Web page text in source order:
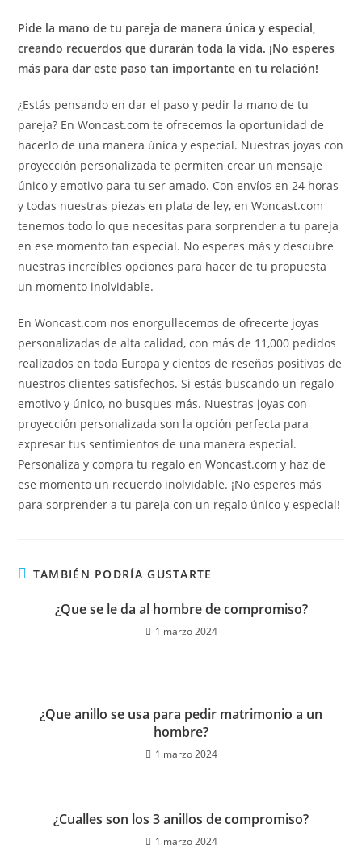
Pide la mano de tu pareja de manera única y especial,
creando recuerdos que durarán toda la vida. ¡No esperes
más para dar este paso tan importante en tu relación!
¿Estás pensando en dar el paso y pedir la mano de tu
pareja? En Woncast.com te ofrecemos la oportunidad de
hacerlo de una manera única y especial. Nuestras joyas con
proyección personalizada te permiten crear un mensaje
único y emotivo para tu ser amado. Con envíos en 24 horas
y todas nuestras piezas en plata de ley, en Woncast.com
tenemos todo lo que necesitas para sorprender a tu pareja
en ese momento tan especial. No esperes más y descubre
nuestras increíbles opciones para hacer de tu propuesta
un momento inolvidable.
En Woncast.com nos enorgullecemos de ofrecerte joyas
personalizadas de alta calidad, con más de 11,000 pedidos
realizados en toda Europa y cientos de reseñas positivas de
nuestros clientes satisfechos. Si estás buscando un regalo
emotivo y único, no busques más. Nuestras joyas con
proyección personalizada son la opción perfecta para
expresar tus sentimientos de una manera especial.
Personaliza y compra tu regalo en Woncast.com y haz de
ese momento un recuerdo inolvidable. ¡No esperes más
para sorprender a tu pareja con un regalo único y especial!
TAMBIÉN PODRÍA GUSTARTE
¿Que se le da al hombre de compromiso?
1 marzo 2024
¿Que anillo se usa para pedir matrimonio a un
hombre?
1 marzo 2024
¿Cualles son los 3 anillos de compromiso?
1 marzo 2024